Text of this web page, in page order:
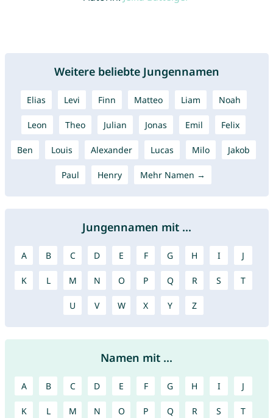
Weitere beliebte Jungennamen
Elias Levi Finn Matteo Liam Noah
Leon Theo Julian Jonas Emil Felix
Ben Louis Alexander Lucas Milo Jakob
Paul Henry Mehr Namen →
Jungennamen mit ...
A B C D E F G H I J
K L M N O P Q R S T
U V W X Y Z
Namen mit ...
A B C D E F G H I J
K L M N O P Q R S T